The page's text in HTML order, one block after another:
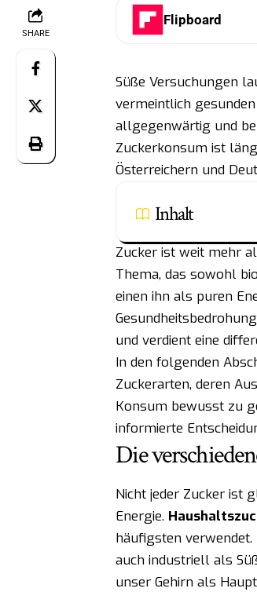
SHARE
Flipboard
Süße Versuchungen
vermeintlich
allgegenwärtig und
Zuckerkonsum ist
Österreichern und
Inhalt
Zucker ist weit mehr
Thema, das sowohl
einen ihn als puren
und verdient eine
In den folgenden
Zuckerarten, deren
Konsum bewusst zu
informierte
Die
Nicht jeder Zucker ist
Energie.
häufigsten verwendet.
auch industriell als
unser Gehirn als